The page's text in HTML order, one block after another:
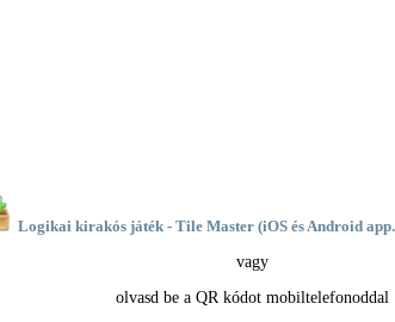
Logikai kirakós játék - Tile Master (iOS és Android
vagy
olvasd be a QR kódot mobiltelefonoddal